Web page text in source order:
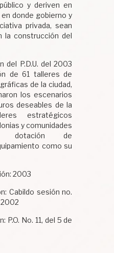
y deriven en
donde gobierno y
privada, sean
la construcción del
del P.D.U. del 2003
de 61 talleres de
de la ciudad,
los escenarios
deseables de la
estratégicos
y comunidades
dotación de
como su
2003
Cabildo sesión no.
2002
P.O. No. 11, del 5 de